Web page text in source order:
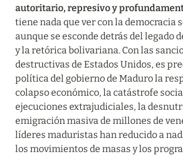
autoritario, represivo y
tiene nada que ver con la democracia
aunque se esconde detrás del legado
y la retórica bolivariana. Con las
destructivas de Estados Unidos, es
política del gobierno de Maduro la
colapso económico, la catástrofe
ejecuciones extrajudiciales, la
emigración masiva de millones de
líderes maduristas han reducido a
los movimientos de masas y los